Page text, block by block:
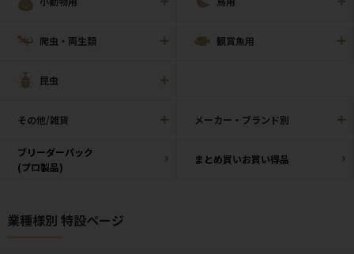
爬虫・両生類 観賞魚用
昆虫
その他/雑貨 メーカー・ブランド別
ブリーダーパック
(プロ製品)
まとめ買いお買い得品
業種様別 特設ページ